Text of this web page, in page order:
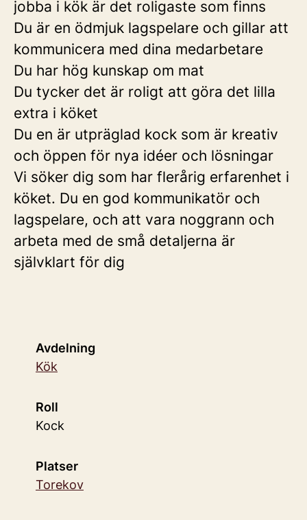
jobba i kök är det roligaste som finns
Du är en ödmjuk lagspelare och gillar att
kommunicera med dina medarbetare
Du har hög kunskap om mat
Du tycker det är roligt att göra det lilla
extra i köket
Du en är utpräglad kock som är kreativ
och öppen för nya idéer och lösningar
Vi söker dig som har flerårig erfarenhet i
köket. Du en god kommunikatör och
lagspelare, och att vara noggrann och
arbeta med de små detaljerna är
självklart för dig
Avdelning
Kök
Roll
Kock
Platser
Torekov